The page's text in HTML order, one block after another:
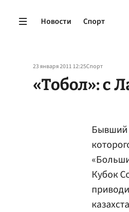
Новости Спорт
23 января 2011 12:25Спорт
«Тобол»: с
Бывший
Кубок